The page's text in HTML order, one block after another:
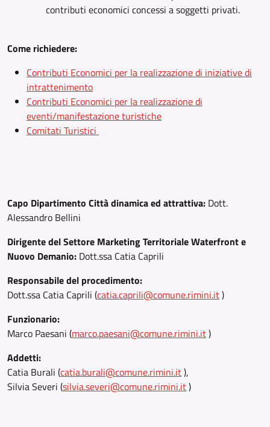
contributi economici concessi a soggetti privati.
Come richiedere:
Contributi Economici per la realizzazione di iniziative di
intrattenimento
Contributi Economici per la realizzazione di
eventi/manifestazione turistiche
Comitati Turistici
Capo Dipartimento Città dinamica ed attrattiva: Dott.
Alessandro Bellini
Dirigente del Settore Marketing Territoriale Waterfront e
Nuovo Demanio: Dott.ssa Catia Caprili
Responsabile del procedimento:
Dott.ssa Catia Caprili (catia.caprili@comune.rimini.it)
Funzionario:
Marco Paesani (marco.paesani@comune.rimini.it)
Addetti:
Catia Burali (catia.burali@comune.rimini.it),
Silvia Severi (silvia.severi@comune.rimini.it)